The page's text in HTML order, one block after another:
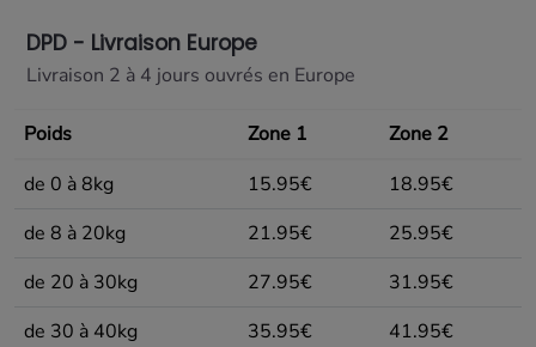
DPD - Livraison Europe
Livraison 2 à 4 jours ouvrés en Europe
Poids Zone 1
Zone 2
de 0 à 8kg
15.95€
18.95€
de 8 à 20kg
21.95€
25.95€
de 20 à 30kg
27.95€
31.95€
de 30 à 40kg
35.95€
41.95€